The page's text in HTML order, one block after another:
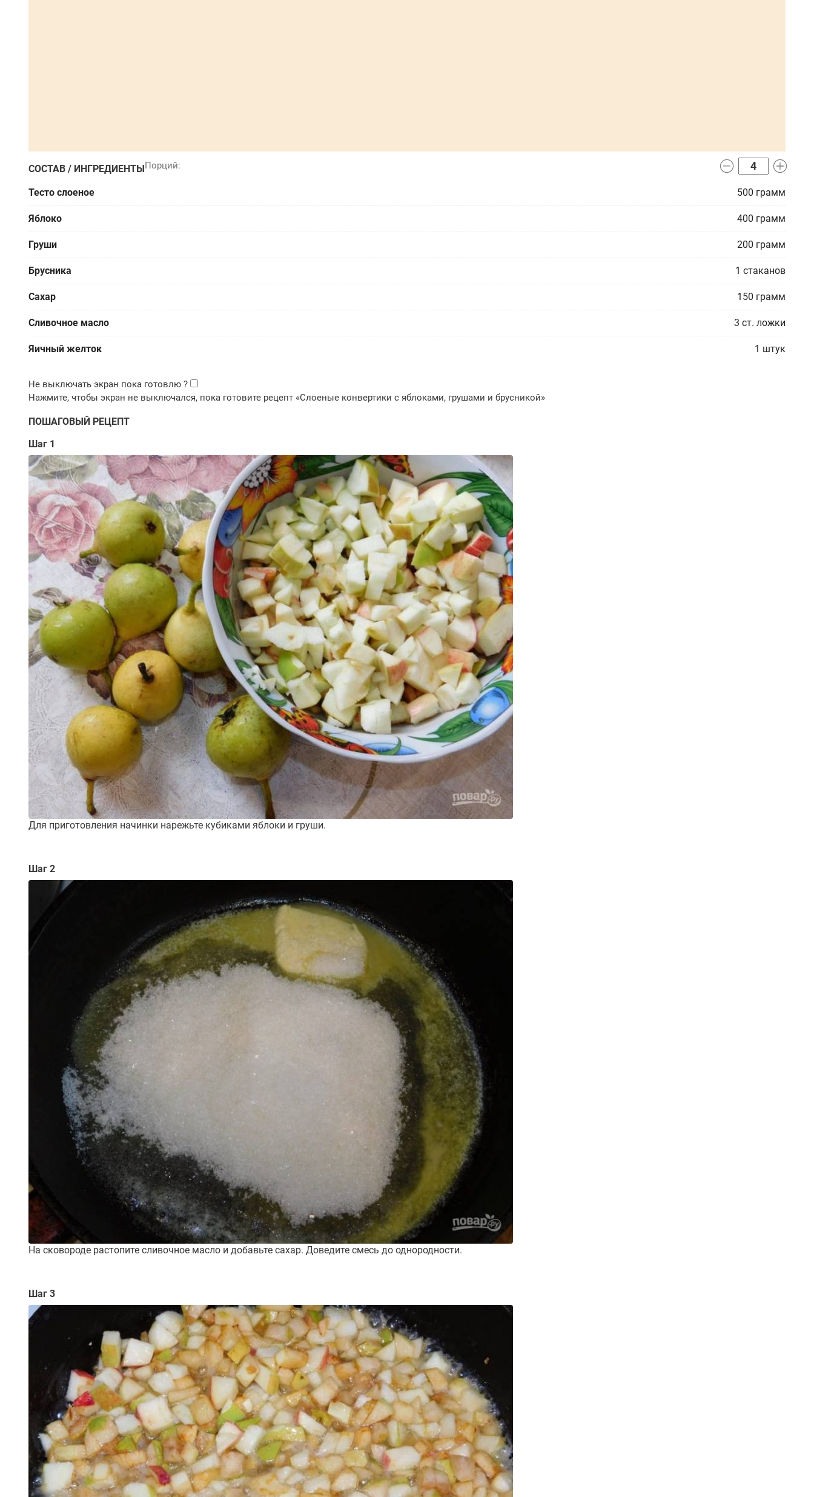
СОСТАВ / ИНГРЕДИЕНТЫ
Тесто слоеное 500 грамм
Яблоко 400 грамм
Груши 200 грамм
Брусника 1 стаканов
Сахар 150 грамм
Сливочное масло 3 ст. ложки
Яичный желток 1 штук
ПОШАГОВЫЙ РЕЦЕПТ
Шаг 1
Для приготовления начинки нарежьте кубиками яблоки и груши.
Шаг 2
На сковороде растопите сливочное масло и добавьте сахар. Доведите смесь до однородности.
Шаг 3